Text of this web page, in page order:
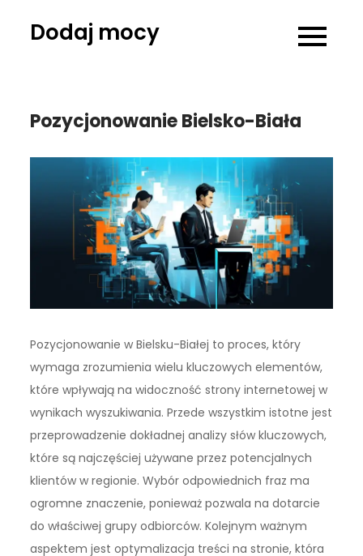
Dodaj mocy
Pozycjonowanie Bielsko-Biała
Pozycjonowanie w Bielsku-Białej to proces, który
wymaga zrozumienia wielu kluczowych elementów,
które wpływają na widoczność strony internetowej w
wynikach wyszukiwania. Przede wszystkim istotne jest
przeprowadzenie dokładnej analizy słów kluczowych,
które są najczęściej używane przez potencjalnych
klientów w regionie. Wybór odpowiednich fraz ma
ogromne znaczenie, ponieważ pozwala na dotarcie
do właściwej grupy odbiorców. Kolejnym ważnym
aspektem jest optymalizacja treści na stronie, która